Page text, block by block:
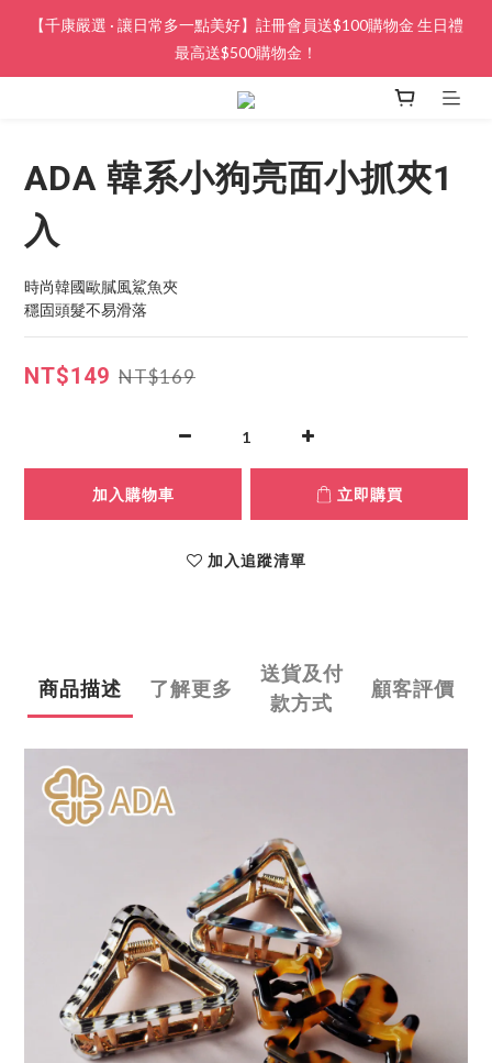
【千康嚴選 · 讓日常多一點美好】註冊會員送$100購物金 生日禮
最高送$500購物金！
ADA 韓系小狗亮面小抓夾1
入
時尚韓國歐膩風鯊魚夾
穩固頭髮不易滑落
NT$149 NT$169
加入購物車 立即購買
加入追蹤清單
商品描述 了解更多
送貨及付
款方式
顧客評價